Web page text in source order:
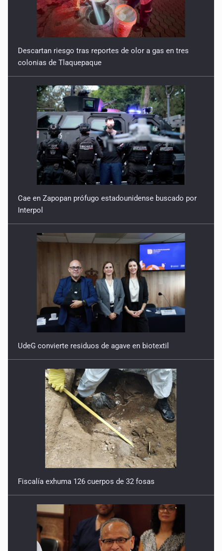
Descartan riesgo tras reportes de olor a gas en tres
colonias de Tlaquepaque
Cae en Zapopan prófugo estadounidense buscado por
Interpol
UdeG convierte residuos de agave en biotextil
Fiscalía exhuma 126 cuerpos de 32 fosas